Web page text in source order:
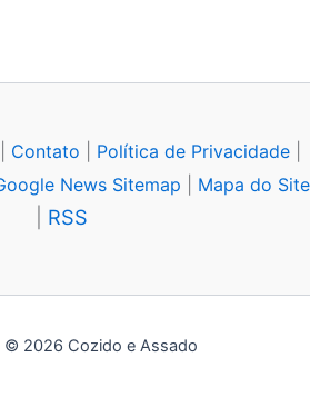
Contato Política de Privacidade
News Sitemap Mapa do Site
RSS
© 2026 Cozido e Assado